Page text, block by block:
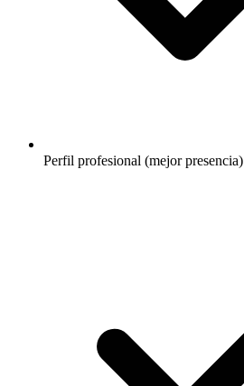
Perfil profesional (mejor presencia)